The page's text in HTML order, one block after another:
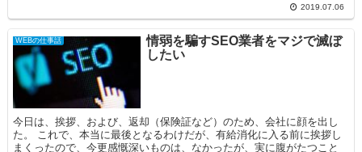
2019.07.06
WEBの仕事話
情弱を騙すSEO業者をマジで滅ぼ
したい
今日は、挨拶、および、返却（保険証など）のため、会社に顔を出し
た。 これで、本当に最後となるわけだが、有給消化に入る前に挨拶し
まくったので、今更感慨深いものは、なかったが、実に腹がたつこと